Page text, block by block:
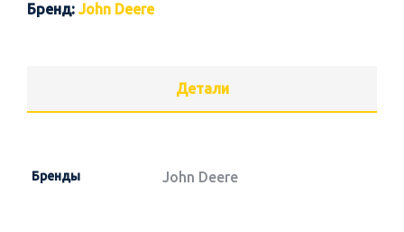
Бренд: John Deere
Детали
Бренды John Deere